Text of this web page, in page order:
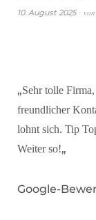
10. August 2025 von
„Sehr tolle
freundlicher
lohnt sich. Tip
Weiter so!„
Google-